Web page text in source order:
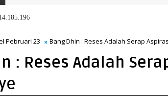
Perubahan KUA-PPAS 2026, Perkuat Arah
Pebruari 23 Bang Dhin : Reses Adalah Serap
: Reses Adalah